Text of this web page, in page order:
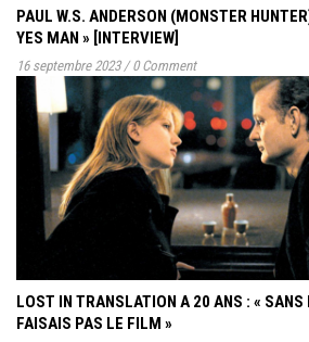
PAUL W.S. ANDERSON (MONSTER
YES MAN » [INTERVIEW]
16 septembre 2023 / 0 Comment
LOST IN TRANSLATION A 20 ANS : « SANS
FAISAIS PAS LE FILM »